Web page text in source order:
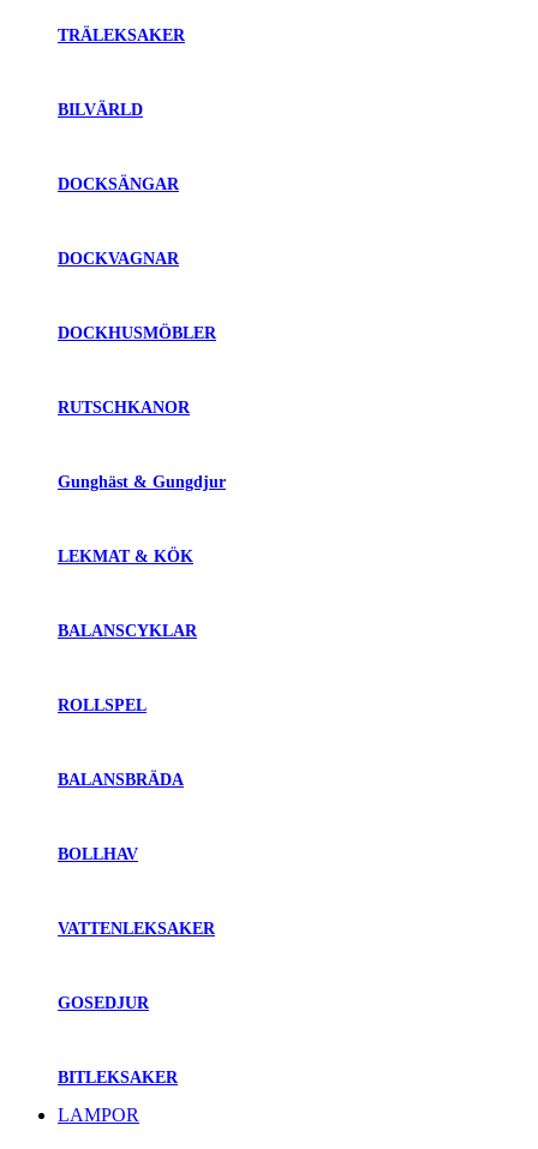
TRÄLEKSAKER
BILVÄRLD
DOCKSÄNGAR
DOCKVAGNAR
DOCKHUSMÖBLER
RUTSCHKANOR
Gunghäst & Gungdjur
LEKMAT & KÖK
BALANSCYKLAR
ROLLSPEL
BALANSBRÄDA
BOLLHAV
VATTENLEKSAKER
GOSEDJUR
BITLEKSAKER
LAMPOR